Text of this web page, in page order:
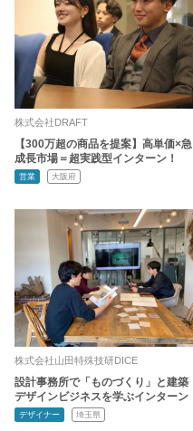
株式会社DRAFT
【300万超の商品を提案】高単価×急
成長市場＝超実践型インターン！
営業 大阪府
株式会社山田特殊技研DICE
設計事務所で「ものづくり」と建築
デザインビジネスを学ぶインターン
デザイナー 埼玉県